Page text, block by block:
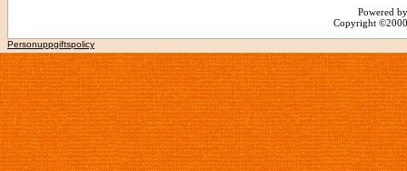
Powered
Copyright
Personuppgiftspolicy